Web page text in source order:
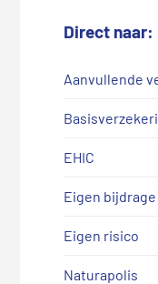
Direct naar:
Aanvullende
EHIC
Eigen bijdrage
Eigen risico
Naturapolis